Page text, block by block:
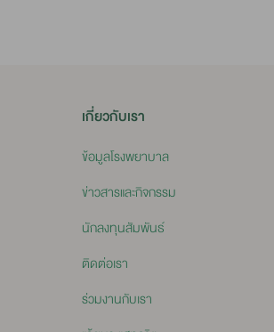
เกี่ยวกับเรา
ข้อมูลโรงพยาบาล
ข่าวสารและกิจกรรม
นักลงทุนสัมพันธ์
ติดต่อเรา
ร่วมงานกับเรา